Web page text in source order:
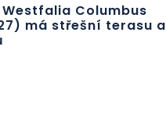
Westfalia Columbus
má střešní terasu a